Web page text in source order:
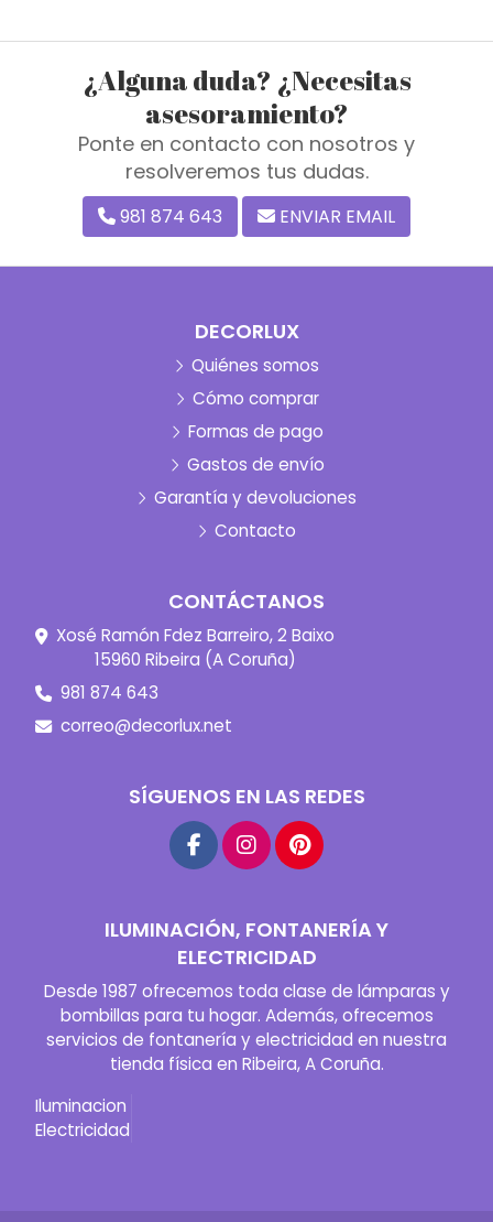
¿Alguna duda? ¿Necesitas
asesoramiento?
Ponte en contacto con nosotros y
resolveremos tus dudas.
981 874 643 ENVIAR EMAIL
DECORLUX
Quiénes somos
Cómo comprar
Formas de pago
Gastos de envío
Garantía y devoluciones
Contacto
CONTÁCTANOS
Xosé Ramón Fdez Barreiro, 2 Baixo
15960 Ribeira (A Coruña)
981 874 643
correo@decorlux.net
SÍGUENOS EN LAS REDES
ILUMINACIÓN, FONTANERÍA Y
ELECTRICIDAD
Desde 1987 ofrecemos toda clase de lámparas y
bombillas para tu hogar. Además, ofrecemos
servicios de fontanería y electricidad en nuestra
tienda física en Ribeira, A Coruña.
Iluminacion
Electricidad